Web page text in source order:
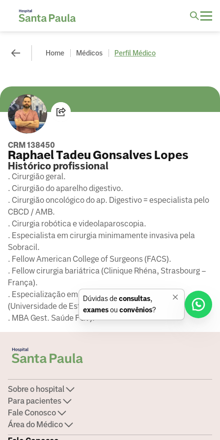
Home Médicos Perfil Médico
CRM 138450
Raphael Tadeu Gonsalves Lopes
Histórico profissional
. Cirurgião geral.
. Cirurgião do aparelho digestivo.
. Cirurgião oncológico do ap. Digestivo = especialista pelo
CBCD / AMB.
. Cirurgia robótica e videolaparoscopia.
. Especialista em cirurgia minimamente invasiva pela
Sobracil.
. Fellow American College of Surgeons (FACS).
. Fellow cirurgia bariátrica (Clinique Rhéna, Strasbourg –
França).
. Especialização em laparoscopia avançada
(Universidade de Estrasburgo – França).
. MBA Gest. Saúde FGV).
Sobre o hospital
Para pacientes
Fale Conosco
Área do Médico
Dúvidas deconsultas,
examesou convênios?